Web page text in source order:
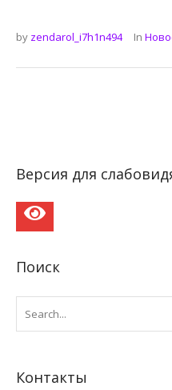
by zendarol_i7h1n494 In
Версия для
Поиск
Контакты